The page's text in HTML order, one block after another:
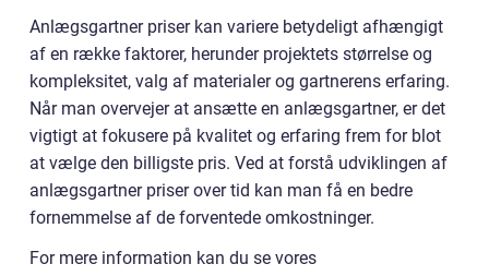
Anlægsgartner priser kan variere betydeligt afhængigt
af en række faktorer, herunder projektets størrelse og
kompleksitet, valg af materialer og gartnerens erfaring.
Når man overvejer at ansætte en anlægsgartner, er det
vigtigt at fokusere på kvalitet og erfaring frem for blot
at vælge den billigste pris. Ved at forstå udviklingen af
anlægsgartner priser over tid kan man få en bedre
fornemmelse af de forventede omkostninger.
For mere information kan du se vores